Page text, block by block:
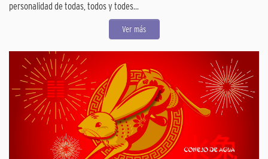
personalidad de todas, todos y todes...
Ver más